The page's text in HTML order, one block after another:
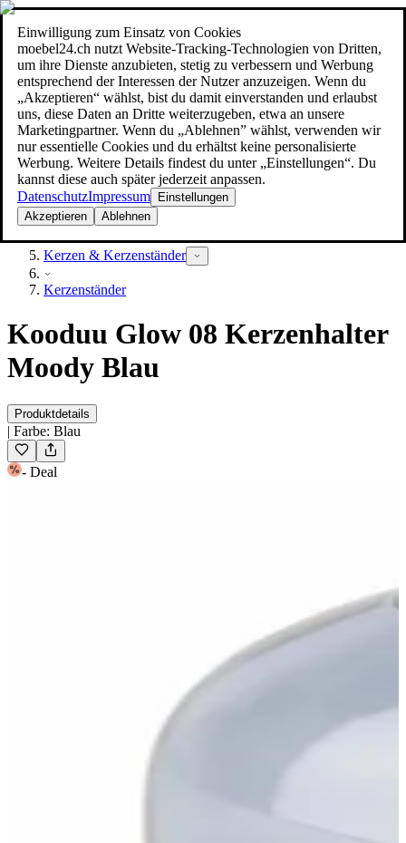
Einwilligung zum Einsatz von Cookies
moebel24.ch nutzt Website-Tracking-Technologien von Dritten,
um ihre Dienste anzubieten, stetig zu verbessern und Werbung
entsprechend der Interessen der Nutzer anzuzeigen. Wenn du
„Akzeptieren“ wählst, bist du damit einverstanden und erlaubst
uns, diese Daten an Dritte weiterzugeben, etwa an unsere
Marketingpartner. Wenn du „Ablehnen” wählst, verwenden wir
nur essentielle Cookies und du erhältst keine personalisierte
Werbung. Weitere Details findest du unter „Einstellungen“. Du
kannst diese auch später jederzeit anpassen.
DatenschutzImpressum
Einstellungen
Akzeptieren
Ablehnen
Suche
moebel dir den besten Preis!moebel dir den besten Preis!
Dekoration
Kerzen & Kerzenständer
Kerzenständer
Kooduu Glow 08 Kerzenhalter
Moody Blau
Produktdetails
| Farbe: Blau
- Deal